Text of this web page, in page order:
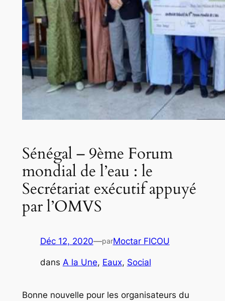
Sénégal – 9ème Forum
mondial de l’eau : le
Secrétariat exécutif appuyé
par l’OMVS
Déc 12, 2020—parMoctar FICOU
dans A la Une, Eaux, Social
Bonne nouvelle pour les organisateurs du